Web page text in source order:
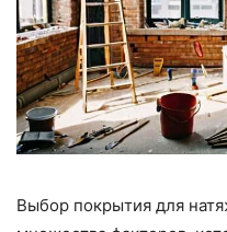
Выбор покрытия для